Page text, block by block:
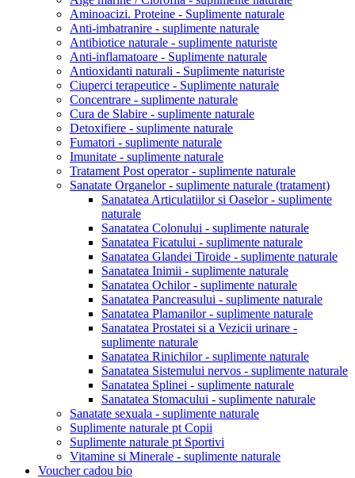
Aminoacizi. Proteine - Suplimente naturale
Anti-imbatranire - suplimente naturale
Antibiotice naturale - suplimente naturiste
Anti-inflamatoare - Suplimente naturale
Antioxidanti naturali - Suplimente naturiste
Ciuperci terapeutice - Suplimente naturale
Concentrare - suplimente naturale
Cura de Slabire - suplimente naturale
Detoxifiere - suplimente naturale
Fumatori - suplimente naturale
Imunitate - suplimente naturale
Tratament Post operator - suplimente naturale
Sanatate Organelor - suplimente naturale (tratament)
Sanatatea Articulatiilor si Oaselor - suplimente
naturale
Sanatatea Colonului - suplimente naturale
Sanatatea Ficatului - suplimente naturale
Sanatatea Glandei Tiroide - suplimente naturale
Sanatatea Inimii - suplimente naturale
Sanatatea Ochilor - suplimente naturale
Sanatatea Pancreasului - suplimente naturale
Sanatatea Plamanilor - suplimente naturale
Sanatatea Prostatei si a Vezicii urinare -
suplimente naturale
Sanatatea Rinichilor - suplimente naturale
Sanatatea Sistemului nervos - suplimente naturale
Sanatatea Splinei - suplimente naturale
Sanatatea Stomacului - suplimente naturale
Sanatate sexuala - suplimente naturale
Suplimente naturale pt Copii
Suplimente naturale pt Sportivi
Vitamine si Minerale - suplimente naturale
Voucher cadou bio